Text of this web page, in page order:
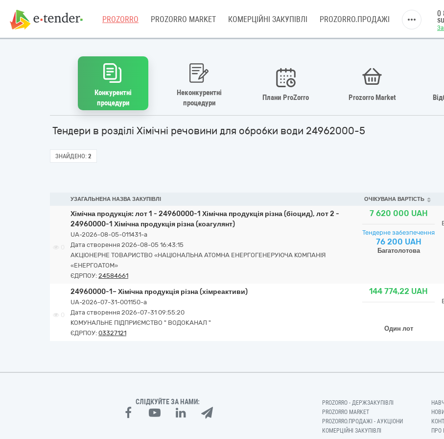
PROZORRO PROZORRO MARKET КОМЕРЦІЙНІ ЗАКУПІВЛІ PROZORRO.ПРОДАЖІ
0
Конкурентні
процедури
Неконкурентні
процедури
Плани ProZorro Prozorro Market
Тендери в розділі Хімічні речовини для обробки води 24962000-5
ЗНАЙДЕНО: 2
УЗАГАЛЬНЕНА НАЗВА ЗАКУПІВЛІ ОЧІКУВАНА ВАРТІСТЬ
Хімічна продукція: лот 1 - 24960000-1 Хімічна продукція різна (біоцид), лот 2 -
24960000-1 Хімічна продукція різна (коагулянт)
UA-2026-08-05-011431-a
Дата створення 2026-08-05 16:43:15
АКЦІОНЕРНЕ ТОВАРИСТВО «НАЦІОНАЛЬНА АТОМНА ЕНЕРГОГЕНЕРУЮЧА КОМПАНІЯ
«ЕНЕРГОАТОМ»
ЄДРПОУ: 24584661
7 620 000 UAH
Тендерне забезпечення
76 200 UAH
Багатолотова
0
24960000-1– Хімічна продукція різна (хімреактиви)
UA-2026-07-31-001150-a
Дата створення 2026-07-31 09:55:20
КОМУНАЛЬНЕ ПІДПРИЄМСТВО " ВОДОКАНАЛ "
ЄДРПОУ: 03327121
144 774,22 UAH
Один лот
СЛІДКУЙТЕ ЗА НАМИ:
PROZORRO - ДЕРЖЗАКУПІВЛІ
PROZORRO MARKET
PROZORRO.ПРОДАЖІ - АУКЦІОНИ
КОМЕРЦІЙНІ ЗАКУПІВЛІ
ПРО